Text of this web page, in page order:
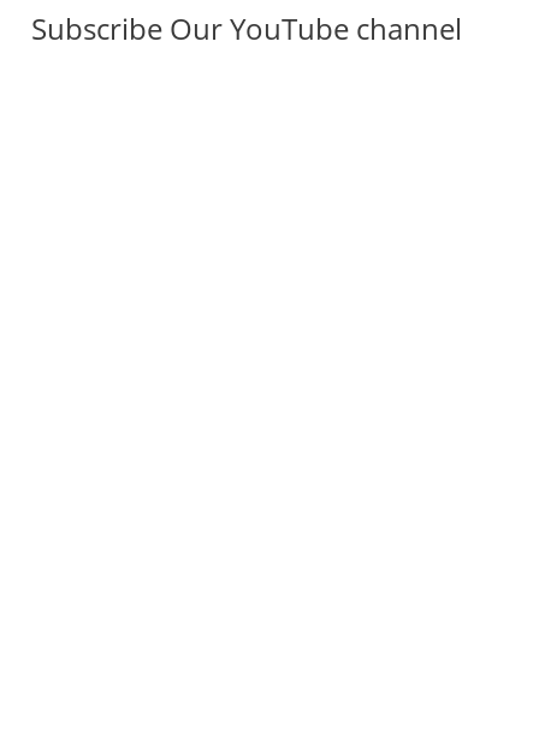
Subscribe Our YouTube channel